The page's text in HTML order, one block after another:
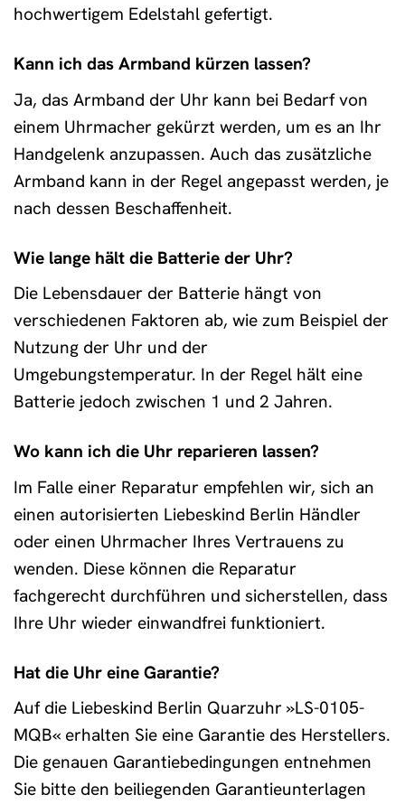
hochwertigem Edelstahl gefertigt.
Kann ich das Armband kürzen lassen?
Ja, das Armband der Uhr kann bei Bedarf von
einem Uhrmacher gekürzt werden, um es an Ihr
Handgelenk anzupassen. Auch das zusätzliche
Armband kann in der Regel angepasst werden, je
nach dessen Beschaffenheit.
Wie lange hält die Batterie der Uhr?
Die Lebensdauer der Batterie hängt von
verschiedenen Faktoren ab, wie zum Beispiel der
Nutzung der Uhr und der
Umgebungstemperatur. In der Regel hält eine
Batterie jedoch zwischen 1 und 2 Jahren.
Wo kann ich die Uhr reparieren lassen?
Im Falle einer Reparatur empfehlen wir, sich an
einen autorisierten Liebeskind Berlin Händler
oder einen Uhrmacher Ihres Vertrauens zu
wenden. Diese können die Reparatur
fachgerecht durchführen und sicherstellen, dass
Ihre Uhr wieder einwandfrei funktioniert.
Hat die Uhr eine Garantie?
Auf die Liebeskind Berlin Quarzuhr »LS-0105-
MQB« erhalten Sie eine Garantie des Herstellers.
Die genauen Garantiebedingungen entnehmen
Sie bitte den beiliegenden Garantieunterlagen